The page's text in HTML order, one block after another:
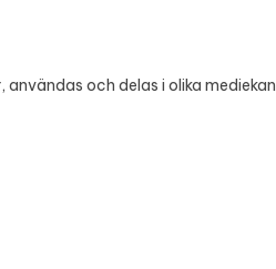
användas och delas i olika